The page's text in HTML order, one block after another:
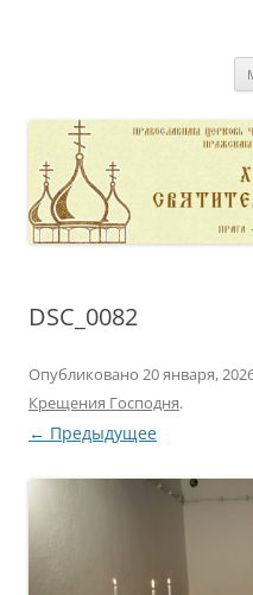
DSC_0082
Опубликовано 20 января,
Крещения Господня.
← Предыдущее